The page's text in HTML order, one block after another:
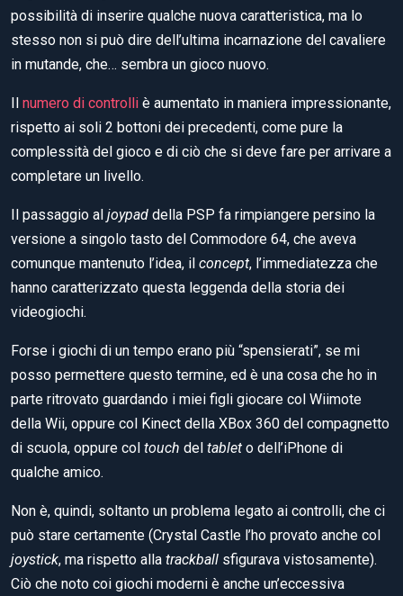
versione a singolo tasto del Commodore 64, che aveva
comunque mantenuto l’idea, ilconcept, l’immediatezza che
hanno caratterizzato questa leggenda della storia dei
videogiochi.
Forse i giochi di un tempo erano più “spensierati”, se mi
posso permettere questo termine, ed è una cosa che ho in
parte ritrovato guardando i miei figli giocare col Wiimote
della Wii, oppure col Kinect della XBox 360 del compagnetto
di scuola, oppure coltouchdeltableto dell’iPhone di
qualche amico.
Non è, quindi, soltanto un problema legato ai controlli, che ci
può stare certamente (Crystal Castle l’ho provato anche col
joystick , ma rispetto allatrackballsfigurava vistosamente).
Ciò che noto coi giochi moderni è anche un’eccessiva
complicazione deiconcept, che minano quella
spensieratezza che a mio avviso era la caratteristica
principale che dovevano possedere.
D’altra parte chi ricorda come venivano chiamati certi giochi
portatili? Scacciapensieri…
Share this: